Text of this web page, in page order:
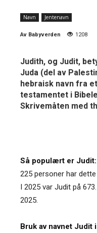
Navn Jentenavn
Av Babyverden 1208
Judith, og Judit,
Juda (del av
hebraisk navn fra
testamentet i
Skrivemåten med
Så populært er Judit:
225 personer har dette
I 2025 var Judit på
2025.
Bruk av navnet Judit